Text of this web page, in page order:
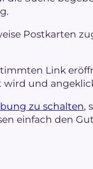
Postkarten
Link
wird und
zu schalten,
einfach den